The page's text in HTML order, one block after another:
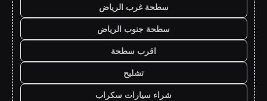
سطحة غرب الرياض
سطحة جنوب الرياض
اقرب سطحة
تشليح
شراء سيارات سكراب